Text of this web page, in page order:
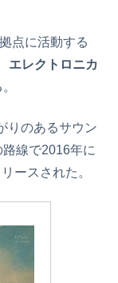
点に活動する
エレクトロニカ
りのあるサウン
線で2016年に
ースされた。